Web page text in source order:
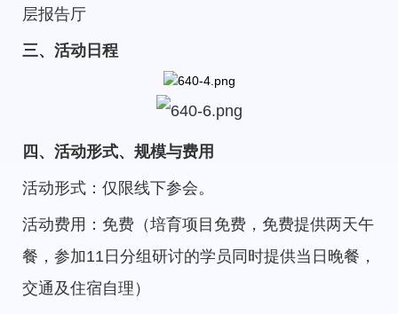
层报告厅
三、活动日程
四、活动形式、规模与费用
活动形式：仅限线下参会。
活动费用：免费（培育项目免费，免费提供两天午
餐，参加11日分组研讨的学员同时提供当日晚餐，
交通及住宿自理）